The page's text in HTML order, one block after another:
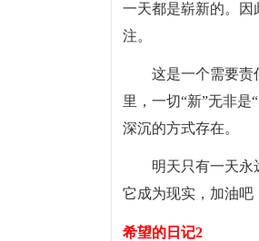
一天都是崭新的。因
注。
这是一个需要责
里，一切“新”无非
深沉的方式存在。
明天只有一天永
它成为现实，加油吧
希望的日记2